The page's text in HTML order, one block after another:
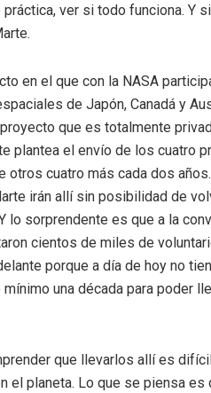
ver si todo funciona. Y
en el que con la NASA
de Japón, Canadá y
que es totalmente
plantea el envío de los cuatro
otros cuatro más cada dos
irán allí sin posibilidad de
lo sorprendente es que a la
cientos de miles de
porque a día de hoy no
una década para poder
que llevarlos allí es
el planeta. Lo que se piensa